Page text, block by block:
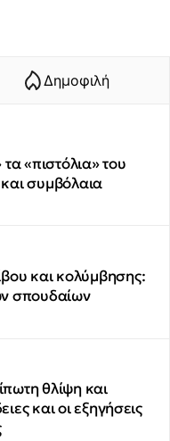
Δημοφιλή
«πιστόλια» του
συμβόλαια
και κολύμβησης:
σπουδαίων
θλίψη και
και οι εξηγήσεις